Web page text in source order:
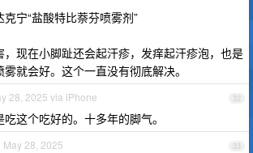
宁“盐酸特比萘芬喷雾剂”
，现在小脚趾还会起汗疹，发痒起汗疹泡，也是
就会好。这个一直没有彻底解决。
32
28, 2025 via iPhone
这个吃好的。十多年的脚气。
33
May 28, 2025